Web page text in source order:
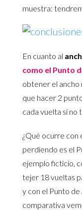
muestra:
En cuanto al
como el Punto
obtener el
que hacer 2
cada vuelta si no
¿Qué ocurre con
perdiendo es el
ejemplo ficticio,
tejer 18 vueltas
y con el Punto
comparativa